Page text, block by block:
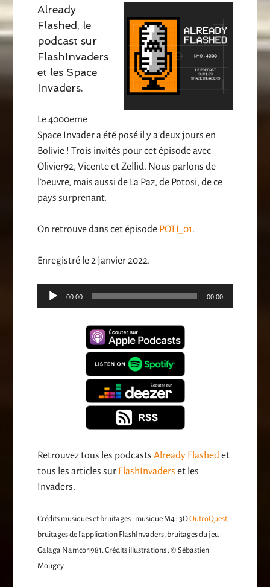
Already
Flashed, le
podcast sur
FlashInvaders
et les Space
Invaders.
Le 4000eme
Space Invader a été posé il y a deux jours en
Bolivie ! Trois invités pour cet épisode avec
Olivier92, Vicente et Zellid. Nous parlons de
l’oeuvre, mais aussi de La Paz, de Potosi, de ce
pays surprenant.
On retrouve dans cet épisode POTI_01.
Enregistré le 2 janvier 2022.
Lecteur
audio
00:00 00:00
Retrouvez tous les podcastsAlready Flashedet
tous les articles sur FlashInvaders et les
Invaders.
Crédits musiques et bruitages : musique M4T3OOutroQuest,
bruitages de l’application FlashInvaders, bruitages du jeu
Galaga Namco 1981. Crédits illustrations : © Sébastien
Mougey.